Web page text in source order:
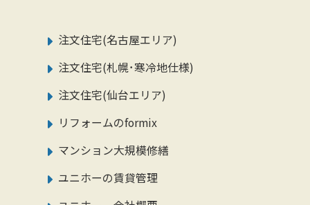
注文住宅(名古屋エリア)
注文住宅(札幌･寒冷地仕様)
注文住宅(仙台エリア)
リフォームのformix
マンション大規模修繕
ユニホーの賃貸管理